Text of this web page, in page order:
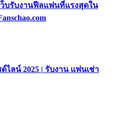
บรับงานฟีลแฟนที่แรงสุดใน
ไลน์ 2025 | รับงาน แฟนเช่า